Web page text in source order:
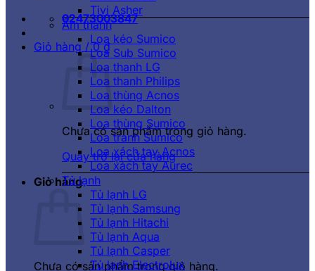
02473003847
Giỏ hàng /0₫
Chưa có sản phẩm trong giỏ hàng.
Quay trở lại cửa hàng
Giỏ hàng
Chưa có sản phẩm trong giỏ hàng.
Tivi Asher
Âm thanh
Loa kéo Sumico
Loa Sub Sumico
Loa thanh LG
Loa thanh Philips
Loa thùng Acnos
Loa kéo Dalton
Loa thùng Sumico
Loa tranh Sumico
Loa xách tay Acnos
Loa xách tay Aurec
Tủ lạnh
Tủ lạnh LG
Tủ lạnh Samsung
Tủ lạnh Hitachi
Tủ lạnh Aqua
Tủ lạnh Casper
Tủ lạnh Electrolux